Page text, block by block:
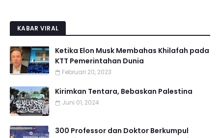
KABAR VIRAL
Ketika Elon Musk Membahas Khilafah pada
KTT Pemerintahan Dunia
Februari 20, 2023
Kirimkan Tentara, Bebaskan Palestina
Juni 01, 2024
300 Professor dan Doktor Berkumpul